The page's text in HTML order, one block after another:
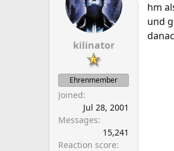
kilinator
Ehrenmember
Joined
Jul 28, 2001
Messages
15,241
Reaction score
hm
und